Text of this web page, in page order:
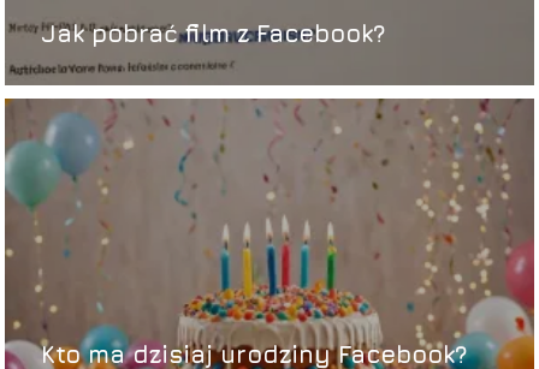
Jak pobrać film z Facebook?
Kto ma dzisiaj urodziny Facebook?